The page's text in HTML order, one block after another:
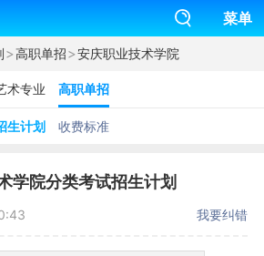
菜单
>高职单招>安庆职业技术学院
术专业 高职单招
生计划 收费标准
学院分类考试招生计划
我要纠错